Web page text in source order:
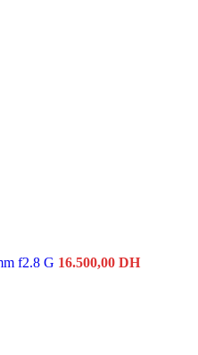
f2.8 G 16.500,00 DH